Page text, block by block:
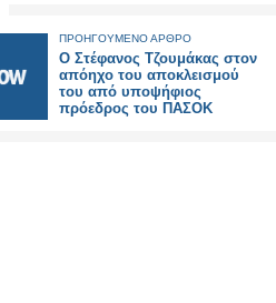
ΠΡΟΗΓΟΥΜΕΝΟ ΑΡΘΡΟ
Ο Στέφανος Τζουμάκας στον
απόηχο του αποκλεισμού
του από υποψήφιος
πρόεδρος του ΠΑΣΟΚ